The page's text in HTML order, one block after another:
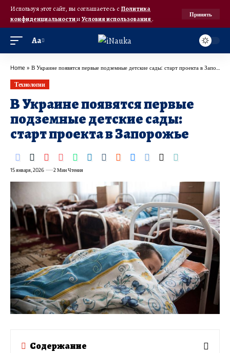
Используя этот сайт, вы соглашаетесь с Политика
конфиденциальностииУсловия использования.
Принять
Аа
Home » В Украине появятся первые подземные детские сады: старт проекта в Запорожье
Технологии
В Украине появятся первые
подземные детские сады:
старт проекта в Запорожье
15 января, 2026 2 Мин Чтения
Содержание